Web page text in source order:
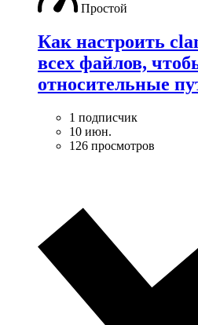
Простой
Как настроить
всех файлов,
относительные
1 подписчик
10 июн.
126 просмотров